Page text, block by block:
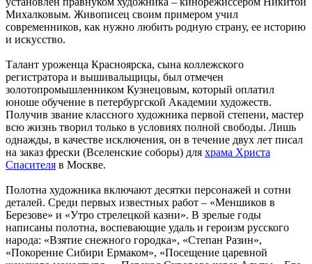
Михалковым. Живописец своим примером учил
современников, как нужно любить родную страну, ее историю
и искусство.
Талант уроженца Красноярска, сына коллежского
регистратора и вышивальщицы, был отмечен
золотопромышленником Кузнецовым, который оплатил
юноше обучение в петербургской Академии художеств.
Получив звание классного художника первой степени, мастер
всю жизнь творил только в условиях полной свободы. Лишь
однажды, в качестве исключения, он в течение двух лет писал
на заказ фрески (Вселенские соборы) для храма Христа
Спасителя в Москве.
Полотна художника включают десятки персонажей и сотни
деталей. Среди первых известных работ – «Меншиков в
Березове» и «Утро стрелецкой казни». В зрелые годы
написаны полотна, воспевающие удаль и героизм русского
народа: «Взятие снежного городка», «Степан Разин»,
«Покорение Сибири Ермаком», «Посещение царевной